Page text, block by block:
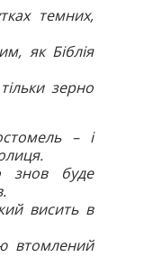
темних,
як Біблія
зерно
– і
знов буде
висить в
втомлений